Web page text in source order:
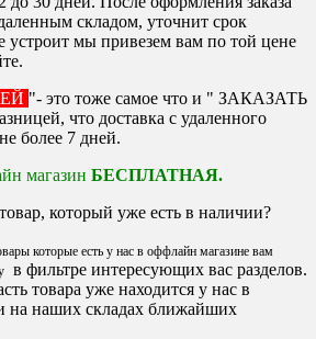
складом, уточнит срок
устроит мы привезем вам по той цене
"- это тоже самое что и " ЗАКАЗАТЬ
что доставка с удаленного
более 7 дней.
магазин БЕСПЛАТНАЯ.
который уже есть в наличии?
которые есть у нас в оффлайн магазине вам
в фильтре интересующих вас разделов.
товара уже находится у нас в
на наших складах ближайших